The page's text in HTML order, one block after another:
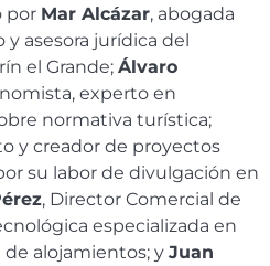
por Mar Alcázar, abogada
asesora jurídica del
el Grande; Álvaro
experto en
normativa turística;
y creador de proyectos
su labor de divulgación en
, Director Comercial de
especializada en
alojamientos; y Juan